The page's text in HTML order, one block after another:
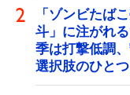
「ゾンビたば
斗」に注がれ
季は打撃低調
選択肢のひとつ